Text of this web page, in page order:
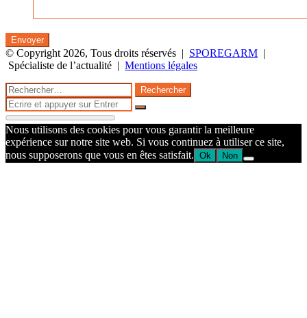
© Copyright 2026, Tous droits réservés | SPOREGARM |
Spécialiste de l’actualité | Mentions légales
Facebook
Twitter
WhatsApp
Telegram
Bouton
retour
en
haut
de
la
page
Fermer
Rechercher :
Fermer
Rechercher
Nous utilisons des cookies pour vous garantir la meilleure
expérience sur notre site web. Si vous continuez à utiliser ce site,
nous supposerons que vous en êtes satisfait. Ok Non